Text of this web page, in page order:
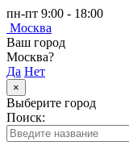
пн-пт 9:00 - 18:00
Москва
Ваш город
Москва?
Да Нет
×
Выберите город
Поиск: